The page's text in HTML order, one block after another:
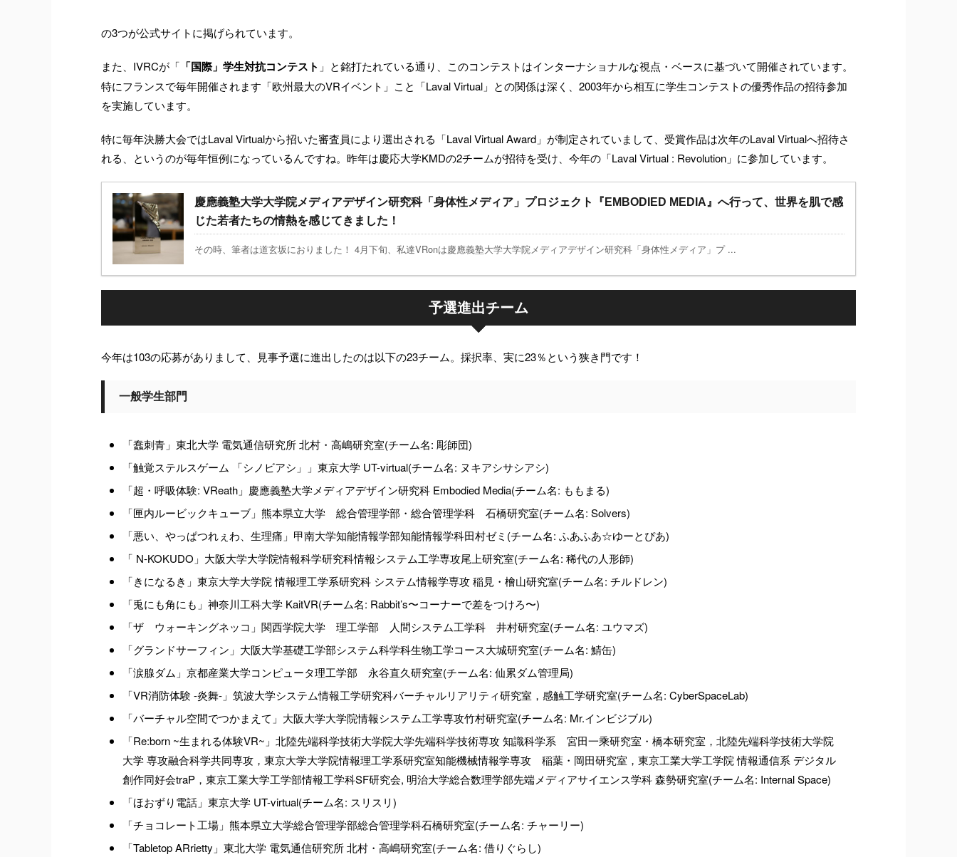
の3つが公式サイトに掲げられています。
また、IVRCが「 「国際」学生対抗コンテスト 」と銘打たれている通り、このコンテストはインターナショナルな視点・ベースに基づいて開催されています。
特にフランスで毎年開催されます「欧州最大のVRイベント」こと「Laval Virtual」との関係は深く、2003年から相互に学生コンテストの優秀作品の招待参加
を実施しています。
特に毎年決勝大会ではLaval Virtualから招いた審査員により選出される「Laval Virtual Award」が制定されていまして、受賞作品は次年のLaval Virtualへ招待さ
れる、というのが毎年恒例になっているんですね。昨年は慶応大学KMDの2チームが招待を受け、今年の「Laval Virtual : Revolution」に参加しています。
慶應義塾大学大学院メディアデザイン研究科「身体性メディア」プロジェクト『EMBODIED MEDIA』へ行って、世界を肌で感
じた若者たちの情熱を感じてきました！
その時、筆者は道玄坂におりました！ 4月下旬、私達VRonは慶應義塾大学大学院メディアデザイン研究科「身体性メディア」プ ...
予選進出チーム
今年は103の応募がありまして、見事予選に進出したのは以下の23チーム。採択率、実に23％という狭き門です！
一般学生部門
「蠢刺青」東北大学 電気通信研究所 北村・高嶋研究室(チーム名: 彫師団)
「触覚ステルスゲーム 「シノビアシ」」東京大学 UT-virtual(チーム名: ヌキアシサシアシ)
「超・呼吸体験: VReath」慶應義塾大学メディアデザイン研究科 Embodied Media(チーム名: ももまる)
「匣内ルービックキューブ」熊本県立大学 総合管理学部・総合管理学科 石橋研究室(チーム名: Solvers)
「悪い、やっぱつれぇわ、生理痛」甲南大学知能情報学部知能情報学科田村ゼミ(チーム名: ふあふあ☆ゆーとぴあ)
「 N-KOKUDO」大阪大学大学院情報科学研究科情報システム工学専攻尾上研究室(チーム名: 稀代の人形師)
「きになるき」東京大学大学院 情報理工学系研究科 システム情報学専攻 稲見・檜山研究室(チーム名: チルドレン)
「兎にも角にも」神奈川工科大学 KaitVR(チーム名: Rabbit’s〜コーナーで差をつけろ〜)
「ザ ウォーキングネッコ」関西学院大学 理工学部 人間システム工学科 井村研究室(チーム名: ユウマズ)
「グランドサーフィン」大阪大学基礎工学部システム科学科生物工学コース大城研究室(チーム名: 鯖缶)
「涙腺ダム」京都産業大学コンピュータ理工学部 永谷直久研究室(チーム名: 仙累ダム管理局)
「VR消防体験 -炎舞-」筑波大学システム情報工学研究科バーチャルリアリティ研究室，感触工学研究室(チーム名: CyberSpaceLab)
「バーチャル空間でつかまえて」大阪大学大学院情報システム工学専攻竹村研究室(チーム名: Mr.インビジブル)
「Re:born ~生まれる体験VR~」北陸先端科学技術大学院大学先端科学技術専攻 知識科学系 宮田一乘研究室・橋本研究室，北陸先端科学技術大学院
大学 専攻融合科学共同専攻，東京大学大学院情報理工学系研究室知能機械情報学専攻 稲葉・岡田研究室，東京工業大学工学院 情報通信系 デジタル
創作同好会traP，東京工業大学工学部情報工学科SF研究会, 明治大学総合数理学部先端メディアサイエンス学科 森勢研究室(チーム名: Internal Space)
「ほおずり電話」東京大学 UT-virtual(チーム名: スリスリ)
「チョコレート工場」熊本県立大学総合管理学部総合管理学科石橋研究室(チーム名: チャーリー)
「Tabletop ARrietty」東北大学 電気通信研究所 北村・高嶋研究室(チーム名: 借りぐらし)